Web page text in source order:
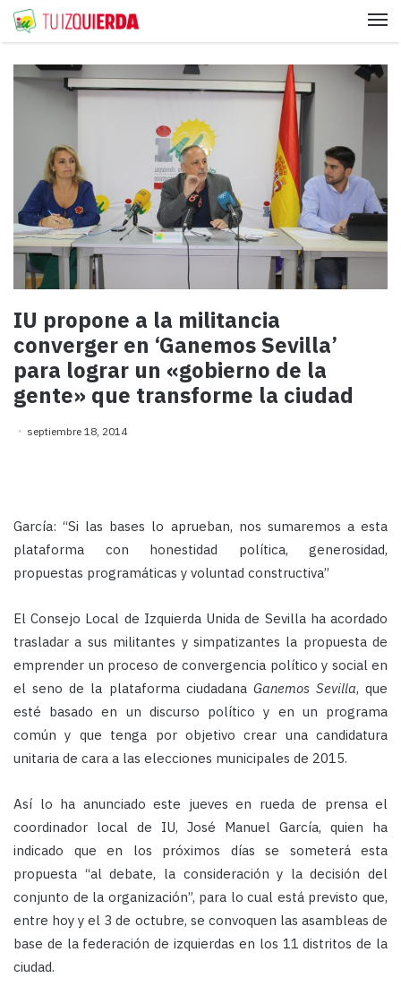
IU propone a la militancia
converger en ‘Ganemos Sevilla’
para lograr un «gobierno de la
gente» que transforme la ciudad
septiembre 18, 2014
García: “Si las bases lo aprueban, nos sumaremos a esta
plataforma con honestidad política, generosidad,
propuestas programáticas y voluntad constructiva”
El Consejo Local de Izquierda Unida de Sevilla ha acordado
trasladar a sus militantes y simpatizantes la propuesta de
emprender un proceso de convergencia político y social en
el seno de la plataforma ciudadana Ganemos Sevilla, que
esté basado en un discurso político y en un programa
común y que tenga por objetivo crear una candidatura
unitaria de cara a las elecciones municipales de 2015.
Así lo ha anunciado este jueves en rueda de prensa el
coordinador local de IU, José Manuel García, quien ha
indicado que en los próximos días se someterá esta
propuesta “al debate, la consideración y la decisión del
conjunto de la organización”, para lo cual está previsto que,
entre hoy y el 3 de octubre, se convoquen las asambleas de
base de la federación de izquierdas en los 11 distritos de la
ciudad.